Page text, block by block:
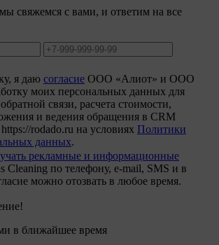
свяжемся с вами, и ответим на все
я даю согласие ООО «Алиот» и ООО
моих персональных данных для
связи, расчета стоимости,
и ведения обращения в CRM
rodado.ru на условиях Политики
данных.
рекламные и информационные
Cleaning по телефону, e-mail, SMS и в
можно отозвать в любое время.
в ближайшее время